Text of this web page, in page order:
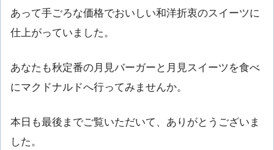
あって手ごろな価格でおいしい和洋折衷のスイーツに
仕上がっていました。
あなたも秋定番の月見バーガーと月見スイーツを食べ
にマクドナルドへ行ってみませんか。
本日も最後までご覧いただいて、ありがとうございま
した。